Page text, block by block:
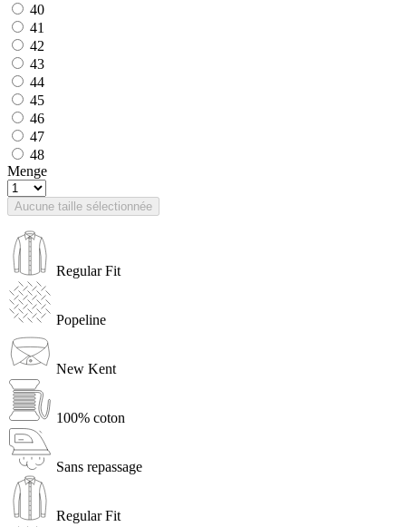
40
41
42
43
44
45
46
47
48
Menge
Aucune taille sélectionnée
Regular Fit
Popeline
New Kent
100% coton
Sans repassage
Regular Fit